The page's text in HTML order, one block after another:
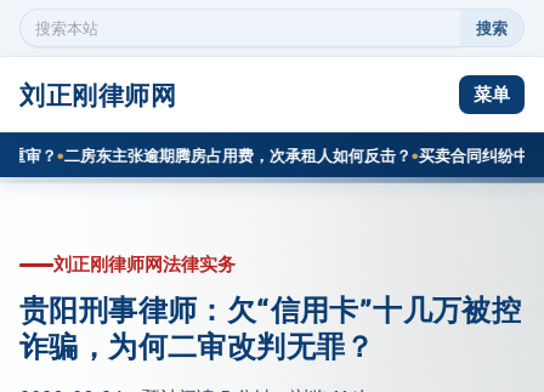
搜
索
本
站
内
容
搜索
刘正刚律师网 菜单
？ 二房东主张逾期腾房占用费，次承租人如何反击？ 买卖合同纠纷中对账
刘正刚律师网法律实务
贵阳刑事律师：欠“信用卡”十几万被控
诈骗，为何二审改判无罪？